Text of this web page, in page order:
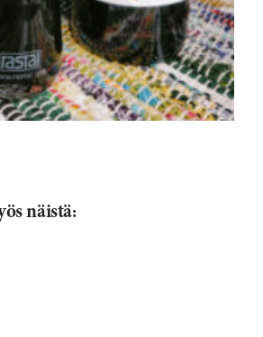
näistä: